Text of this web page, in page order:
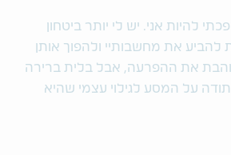
להיות אני. יש לי יותר ביטחון
להביע את מחשבותיי ולהפוך אותן
את ההפרעה, אבל בלית ברירה
על המסע לגילוי עצמי שהיא